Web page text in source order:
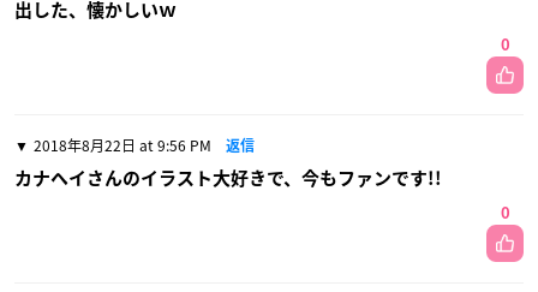
出した、懐かしいｗ
0
2018年8月22日 at 9:56 PM 返信
カナヘイさんのイラスト大好きで、今もファンです!!
0